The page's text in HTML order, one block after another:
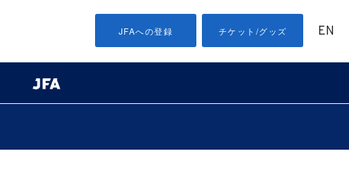
JFAへの登録 チケット/グッズ EN